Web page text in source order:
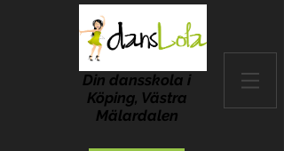
Din dansskola i
Köping, Västra
Mälardalen